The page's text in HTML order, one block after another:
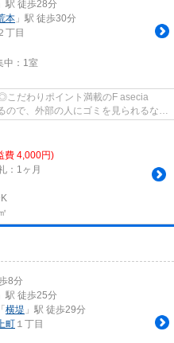
」駅 徒歩28分
本 」駅 徒歩30分
丁目
： 1室
こだわりポイント満載のF asecia
で、外部の人にゴミを見られるなど
費 4,000円)
：1ヶ月
8分
」駅 徒歩25分
「横堤 」駅 徒歩29分
町 １丁目